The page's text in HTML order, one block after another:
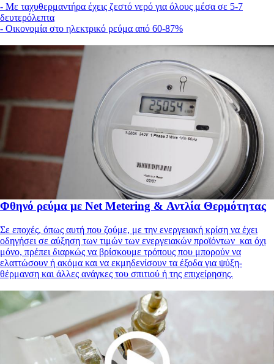
- Με ταχυθερμαντήρα έχεις ζεστό νερό για όλους μέσα σε 5-7
δευτερόλεπτα
- Οικονομία στο ηλεκτρικό ρεύμα από 60-87%
Φθηνό ρεύμα με Net Metering & Αντλία Θερμότητας
Σε εποχές, όπως αυτή που ζούμε, με την ενεργειακή κρίση να έχει
οδηγήσει σε αύξηση των τιμών των ενεργειακών προϊόντων και όχι
μόνο, πρέπει διαρκώς να βρίσκουμε τρόπους που μπορούν να
ελαττώσουν ή ακόμα και να εκμηδενίσουν τα έξοδα για ψύξη-
θέρμανση και άλλες ανάγκες του σπιτιού ή της επιχείρησης.